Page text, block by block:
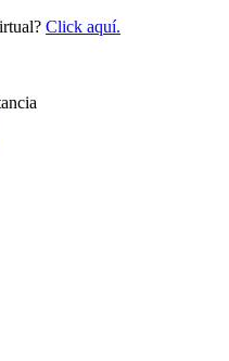
Click aquí.